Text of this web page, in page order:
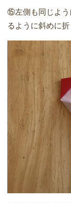
⑮左側も同じよう
るように斜めに折